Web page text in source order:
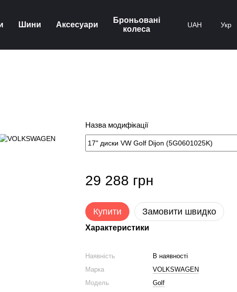
Шини Аксесуари
Броньовані
колеса
UAH Укр
Назва модифікації
29 288 грн
Купити Замовити швидко
Характеристики
Наявність
В наявності
Марка
VOLKSWAGEN
Модель
Golf